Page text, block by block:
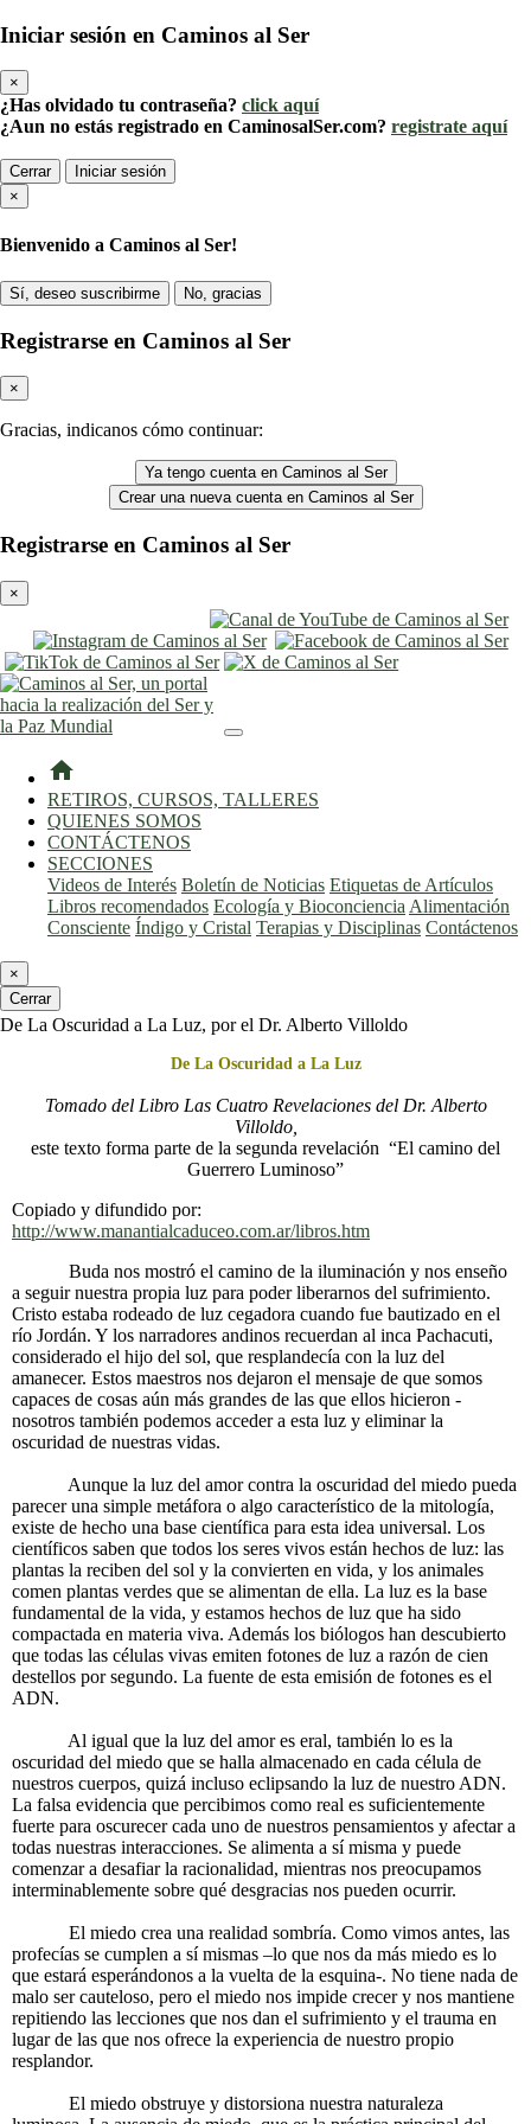
Iniciar sesión en Caminos al Ser
×
¿Has olvidado tu contraseña? click aquí
¿Aun no estás registrado en CaminosalSer.com? registrate aquí
Cerrar
Iniciar sesión
×
Bienvenido a Caminos al Ser!
Sí, deseo suscribirme No, gracias
Registrarse en Caminos al Ser
×
Gracias, indicanos cómo continuar:
Ya tengo cuenta en Caminos al Ser
Crear una nueva cuenta en Caminos al Ser
Registrarse en Caminos al Ser
×
home
RETIROS, CURSOS, TALLERES
QUIENES SOMOS
CONTÁCTENOS
SECCIONES
Videos de Interés Boletín de Noticias Etiquetas de Artículos
Libros recomendados Ecología y Bioconciencia Alimentación
Consciente Índigo y Cristal Terapias y Disciplinas Contáctenos
×
Cerrar
De La Oscuridad a La Luz, por el Dr. Alberto Villoldo
De La Oscuridad a La Luz
Tomado del Libro Las Cuatro Revelaciones del Dr. Alberto
Villoldo,
este texto forma parte de la segunda revelación “El camino del
Guerrero Luminoso”
Copiado y difundido por:
http://www.manantialcaduceo.com.ar/libros.htm
Buda nos mostró el camino de la iluminación y nos enseño
a seguir nuestra propia luz para poder liberarnos del sufrimiento.
Cristo estaba rodeado de luz cegadora cuando fue bautizado en el
río Jordán. Y los narradores andinos recuerdan al inca Pachacuti,
considerado el hijo del sol, que resplandecía con la luz del
amanecer. Estos maestros nos dejaron el mensaje de que somos
capaces de cosas aún más grandes de las que ellos hicieron -
nosotros también podemos acceder a esta luz y eliminar la
oscuridad de nuestras vidas.
Aunque la luz del amor contra la oscuridad del miedo pueda
parecer una simple metáfora o algo característico de la mitología,
existe de hecho una base científica para esta idea universal. Los
científicos saben que todos los seres vivos están hechos de luz: las
plantas la reciben del sol y la convierten en vida, y los animales
comen plantas verdes que se alimentan de ella. La luz es la base
fundamental de la vida, y estamos hechos de luz que ha sido
compactada en materia viva. Además los biólogos han descubierto
que todas las células vivas emiten fotones de luz a razón de cien
destellos por segundo. La fuente de esta emisión de fotones es el
ADN.
Al igual que la luz del amor es eral, también lo es la
oscuridad del miedo que se halla almacenado en cada célula de
nuestros cuerpos, quizá incluso eclipsando la luz de nuestro ADN.
La falsa evidencia que percibimos como real es suficientemente
fuerte para oscurecer cada uno de nuestros pensamientos y afectar a
todas nuestras interacciones. Se alimenta a sí misma y puede
comenzar a desafiar la racionalidad, mientras nos preocupamos
interminablemente sobre qué desgracias nos pueden ocurrir.
El miedo crea una realidad sombría. Como vimos antes, las
profecías se cumplen a sí mismas –lo que nos da más miedo es lo
que estará esperándonos a la vuelta de la esquina-. No tiene nada de
malo ser cauteloso, pero el miedo nos impide crecer y nos mantiene
repitiendo las lecciones que nos dan el sufrimiento y el trauma en
lugar de las que nos ofrece la experiencia de nuestro propio
resplandor.
El miedo obstruye y distorsiona nuestra naturaleza